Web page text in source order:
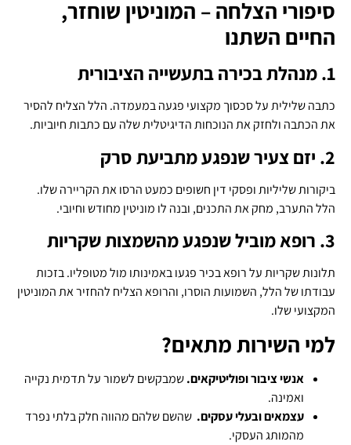
סיפורי הצלחה – המוניטין שוחזר,
החיים השתנו
1. מנהלת בכירה בתעשייה הציבורית
כתבה שלילית על סכסוך מקצועי פגעה במעמדה. הלל הצליח להסיר
את הכתבה ולחזק את הנוכחות הדיגיטלית שלה עם כתבות חיוביות.
2. יזם צעיר שנפגע מתביעת סרק
ביקורות שליליות ופסקי דין חשופים כמעט הרסו את הקריירה שלו.
הלל התערב, מחק את התכנים, ובנה לו מוניטין מחודש וחיובי.
3. רופא מוביל שנפגע מהשמצות שקריות
תלונות שקריות על רופא בכיר פגעו באמינותו מול מטופליו. בזכות
עבודתו של הלל, השמועות הוסרו, והרופא הצליח להחזיר את המוניטין
המקצועי שלו.
למי השירות מתאים?
אנשי ציבור ופוליטיקאים.שמבקשים לשמור על תדמית נקייה
ואמינה.
עצמאים ובעלי עסקים. שהשם שלהם מהווה חלק בלתי נפרד
מהמותג העסקי.